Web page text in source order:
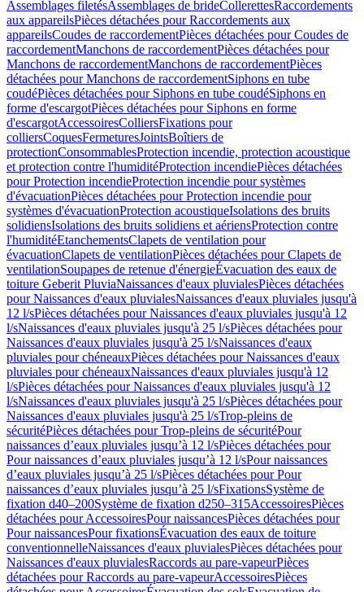
Assemblages filetésAssemblages de brideCollerettesRaccordements
aux appareilsPièces détachées pour Raccordements aux
appareilsCoudes de raccordementPièces détachées pour Coudes de
raccordementManchons de raccordementPièces détachées pour
Manchons de raccordementManchons de raccordementPièces
détachées pour Manchons de raccordementSiphons en tube
coudéPièces détachées pour Siphons en tube coudéSiphons en
forme d'escargotPièces détachées pour Siphons en forme
d'escargotAccessoiresColliersFixations pour
colliersCoquesFermeturesJointsBoîtiers de
protectionConsommablesProtection incendie, protection acoustique
et protection contre l'humiditéProtection incendiePièces détachées
pour Protection incendieProtection incendie pour systèmes
d'évacuationPièces détachées pour Protection incendie pour
systèmes d'évacuationProtection acoustiqueIsolations des bruits
solidiensIsolations des bruits solidiens et aériensProtection contre
l'humiditéEtanchementsClapets de ventilation pour
évacuationClapets de ventilationPièces détachées pour Clapets de
ventilationSoupapes de retenue d'énergieÉvacuation des eaux de
toiture Geberit PluviaNaissances d'eaux pluvialesPièces détachées
pour Naissances d'eaux pluvialesNaissances d'eaux pluviales jusqu'à
12 l/sPièces détachées pour Naissances d'eaux pluviales jusqu'à 12
l/sNaissances d'eaux pluviales jusqu'à 25 l/sPièces détachées pour
Naissances d'eaux pluviales jusqu'à 25 l/sNaissances d'eaux
pluviales pour chéneauxPièces détachées pour Naissances d'eaux
pluviales pour chéneauxNaissances d'eaux pluviales jusqu'à 12
l/sPièces détachées pour Naissances d'eaux pluviales jusqu'à 12
l/sNaissances d'eaux pluviales jusqu'à 25 l/sPièces détachées pour
Naissances d'eaux pluviales jusqu'à 25 l/sTrop-pleins de
sécuritéPièces détachées pour Trop-pleins de sécuritéPour
naissances d’eaux pluviales jusqu’à 12 l/sPièces détachées pour
Pour naissances d’eaux pluviales jusqu’à 12 l/sPour naissances
d’eaux pluviales jusqu’à 25 l/sPièces détachées pour Pour
naissances d’eaux pluviales jusqu’à 25 l/sFixationsSystème de
fixation d40–200Système de fixation d250–315AccessoiresPièces
détachées pour AccessoiresPour naissancesPièces détachées pour
Pour naissancesPour fixationsÉvacuation des eaux de toiture
conventionnelleNaissances d'eaux pluvialesPièces détachées pour
Naissances d'eaux pluvialesRaccords au pare-vapeurPièces
détachées pour Raccords au pare-vapeurAccessoiresPièces